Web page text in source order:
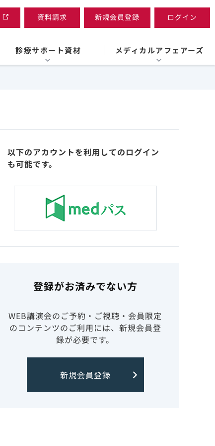
資料請求 新規会員登録 ログイン
診療サポート資材 メディカルアフェアーズ
以下のアカウントを利用してのログイン
も可能です。
登録がお済みでない方
WEB講演会のご予約・ご視聴・会員限定
のコンテンツのご利用には、新規会員登
録が必要です。
新規会員登録